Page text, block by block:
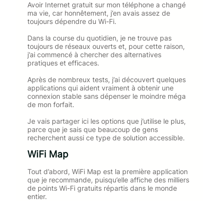
Avoir Internet gratuit sur mon téléphone a changé
ma vie, car honnêtement, j’en avais assez de
toujours dépendre du Wi-Fi.
Dans la course du quotidien, je ne trouve pas
toujours de réseaux ouverts et, pour cette raison,
j’ai commencé à chercher des alternatives
pratiques et efficaces.
Après de nombreux tests, j’ai découvert quelques
applications qui aident vraiment à obtenir une
connexion stable sans dépenser le moindre méga
de mon forfait.
Je vais partager ici les options que j’utilise le plus,
parce que je sais que beaucoup de gens
recherchent aussi ce type de solution accessible.
WiFi Map
Tout d’abord, WiFi Map est la première application
que je recommande, puisqu’elle affiche des milliers
de points Wi-Fi gratuits répartis dans le monde
entier.